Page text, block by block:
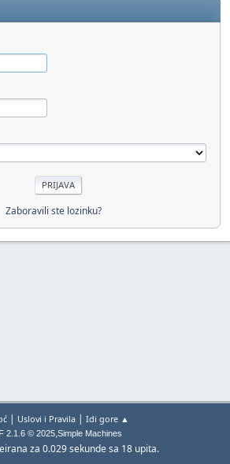
Zaboravili ste lozinku?
| Uslovi i Pravila| Idi gore ▲
2.1.6 © 2025,Simple Machines
za 0.029 sekunde sa 18 upita.